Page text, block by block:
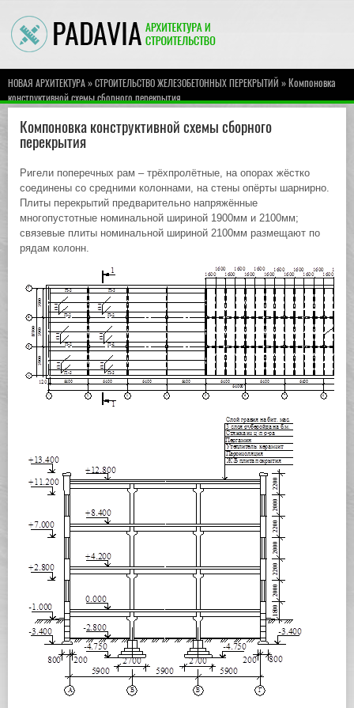
НОВАЯ АРХИТЕКТУРА»СТРОИТЕЛЬСТВО ЖЕЛЕЗОБЕТОННЫХ ПЕРЕКРЫТИЙ » Компоновка
конструктивной схемы сборного перекрытия
Компоновка конструктивной схемы сборного
перекрытия
Ригели поперечных рам – трёхпролётные, на опорах жёстко
соединены со средними колоннами, на стены опёрты шарнирно.
Плиты перекрытий предварительно напряжённые
многопустотные номинальной шириной 1900мм и 2100мм;
связевые плиты номинальной шириной 2100мм размещают по
рядам колонн.